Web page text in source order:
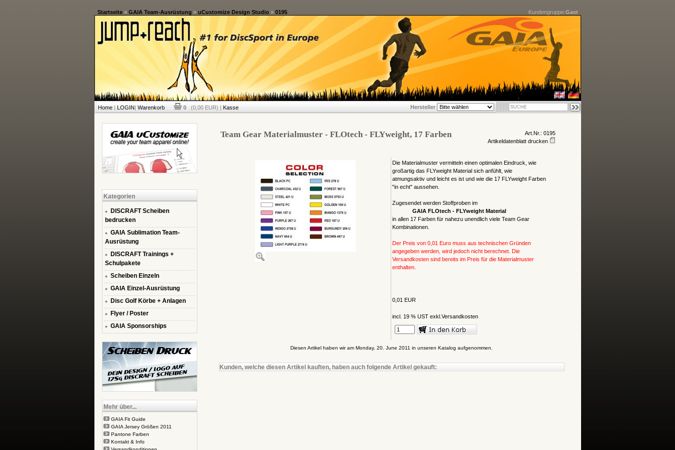
Startseite» GAIA Team-Ausrüstung » uCustomize Design Studio» 0195 Kundengruppe:Gast
Home| LOGIN| Warenkorb 0 (0,00 EUR) | Kasse Hersteller
Kategorien
DISCRAFT Scheiben
bedrucken
GAIA Sublimation Team-
Ausrüstung
DISCRAFT Trainings +
Schulpakete
Scheiben Einzeln
GAIA Einzel-Ausrüstung
Disc Golf Körbe + Anlagen
Flyer / Poster
GAIA Sponsorships
Mehr über...
GAIA Fit Guide
GAIA Jersey Größen 2011
Pantone Farben
Kontakt & Info
Team Gear Materialmuster - FLOtech - FLYweight, 17 Farben
Art.Nr.: 0195
Artikeldatenblatt drucken
Die Materialmuster vermitteln einen optimalen Eindruck, wie
großartig das FLYweight Material sich anfühlt, wie
atmungsaktiv und leicht es ist und wie die 17 FLYweight Farben
"in echt" aussehen.
Zugesendet werden Stoffproben im
GAIA FLOtech - FLYweight Material
in allen 17 Farben für nahezu unendlich viele Team Gear
Kombinationen.
Der Preis von 0,01 Euro muss aus technischen Gründen
angegeben werden, wird jedoch nicht berechnet. Die
Versandkosten sind bereits im Preis für die Materialmuster
enthalten.
0,01 EUR
incl. 19 % UST exkl. Versandkosten
Diesen Artikel haben wir am Monday, 20. June 2011 in unseren Katalog aufgenommen.
Kunden, welche diesen Artikel kauften, haben auch folgende Artikel gekauft: